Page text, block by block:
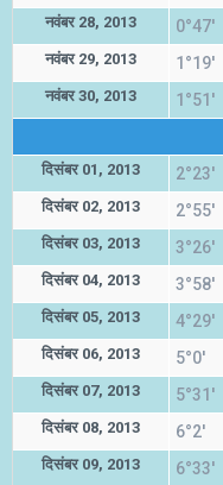
नवंबर 28, 2013 0°47'
नवंबर 29, 2013 1°19'
नवंबर 30, 2013 1°51'
दिसंबर 01, 2013 2°23'
दिसंबर 02, 2013 2°55'
दिसंबर 03, 2013 3°26'
दिसंबर 04, 2013 3°58'
दिसंबर 05, 2013 4°29'
दिसंबर 06, 2013 5°0'
दिसंबर 07, 2013 5°31'
दिसंबर 08, 2013 6°2'
दिसंबर 09, 2013 6°33'